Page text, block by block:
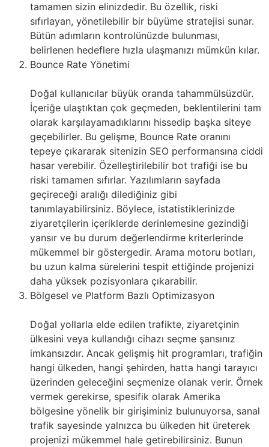
tamamen sizin elinizdedir. Bu özellik, riski
sıfırlayan, yönetilebilir bir büyüme stratejisi sunar.
Bütün adımların kontrolünüzde bulunması,
belirlenen hedeflere hızla ulaşmanızı mümkün kılar.
Bounce Rate Yönetimi
Doğal kullanıcılar büyük oranda tahammülsüzdür.
İçeriğe ulaştıktan çok geçmeden, beklentilerini tam
olarak karşılayamadıklarını hissedip başka siteye
geçebilirler. Bu gelişme, Bounce Rate oranını
tepeye çıkararak sitenizin SEO performansına ciddi
hasar verebilir. Özelleştirilebilir bot trafiği ise bu
riski tamamen sıfırlar. Yazılımların sayfada
geçireceği aralığı dilediğiniz gibi
tanımlayabilirsiniz. Böylece, istatistiklerinizde
ziyaretçilerin içeriklerde derinlemesine gezindiği
yansır ve bu durum değerlendirme kriterlerinde
mükemmel bir göstergedir. Arama motoru botları,
bu uzun kalma sürelerini tespit ettiğinde projenizi
daha yüksek pozisyonlara çıkarabilir.
Bölgesel ve Platform Bazlı Optimizasyon
Doğal yollarla elde edilen trafikte, ziyaretçinin
ülkesini veya kullandığı cihazı seçme şansınız
imkansızdır. Ancak gelişmiş hit programları, trafiğin
hangi ülkeden, hangi şehirden, hatta hangi tarayıcı
üzerinden geleceğini seçmenize olanak verir. Örnek
vermek gerekirse, spesifik olarak Amerika
bölgesine yönelik bir girişiminiz bulunuyorsa, sanal
trafik sayesinde yalnızca bu ülkeden hit üreterek
projenizi mükemmel hale getirebilirsiniz. Bunun